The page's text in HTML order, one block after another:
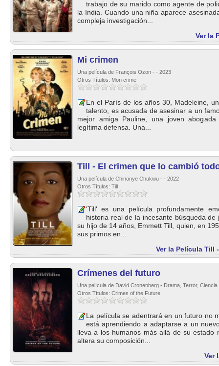
trabajo de su marido como agente de
la India. Cuando una niña aparece
compleja investigación...
Ver la
Mi crimen
Una película de François Ozon - - 2023
Otros Títulos: Mon crime
En el París de los años 30, Madeleine,
talento, es acusada de asesinar a un
mejor amiga Pauline, una joven
legítima defensa. Una...
Till - El crimen que lo cambió
Una película de Chinonye Chukwu - - 2022
Otros Títulos: Till
'Till' es una película profundamente
historia real de la incesante búsqueda
su hijo de 14 años, Emmett Till, quien, en
sus primos en...
Ver la Película Till
Crímenes del futuro
Una película de David Cronenberg - Drama, Terror,
Otros Títulos: Crimes of the Future
La película se adentrará en un futuro no
está aprendiendo a adaptarse a un
lleva a los humanos más allá de su estado
altera su composición...
Ver